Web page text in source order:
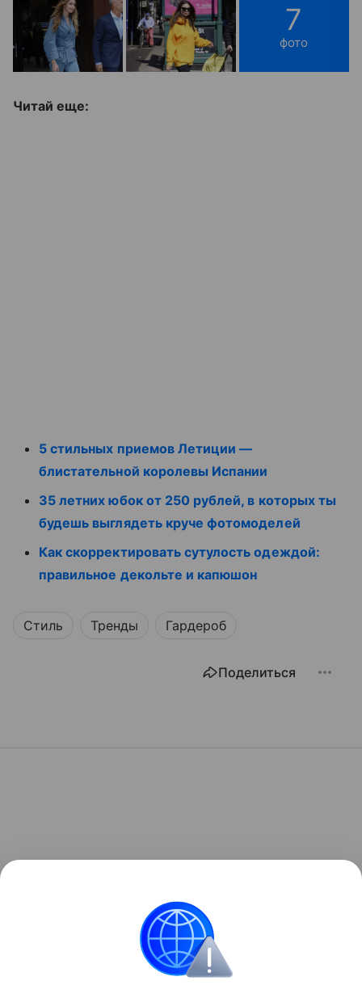
7
фото
Читай еще:
5 стильных приемов Летиции —
блистательной королевы Испании
35 летних юбок от 250 рублей, в которых ты
будешь выглядеть круче фотомоделей
Как скорректировать сутулость одеждой:
правильное декольте и капюшон
Стиль Тренды Гардероб
Поделиться